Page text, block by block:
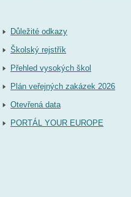
Důležité odkazy
Školský rejstřík
Přehled vysokých škol
Plán veřejných zakázek 2026
Otevřená data
PORTÁL YOUR EUROPE